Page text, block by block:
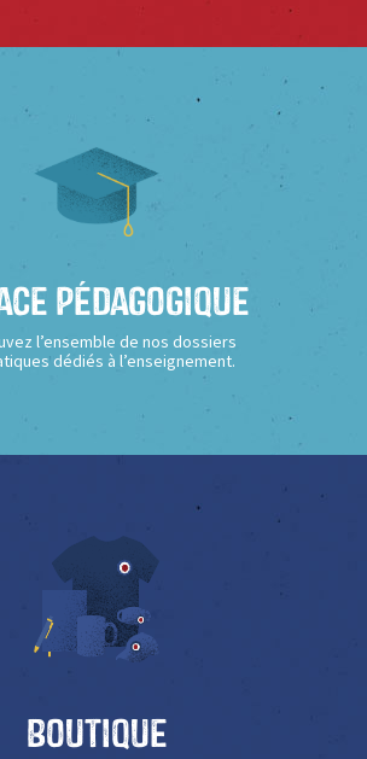
Pédagogique
l’ensemble de nos dossiers
dédiés à l’enseignement.
Boutique